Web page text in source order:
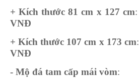
+ Kích thước 81 cm x 127 cm:
VNĐ
+ Kích thước 107 cm x 173 cm:
VNĐ
- Mộ đá tam cấp mái vòm: